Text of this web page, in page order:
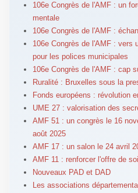
106e Congrès de l'AMF : un
mentale
106e Congrès de l'AMF :
106e Congrès de l'AMF : vers
pour les polices municipales
106e Congrès de l'AMF : cap
Ruralité : Bruxelles sous la
Fonds européens : révolution
UME 27 : valorisation des
AMF 51 : un congrès le 16
août 2025
AMF 17 : un salon le 24 avril
AMF 11 : renforcer l'offre de
Nouveaux PAD et DAD
Les associations